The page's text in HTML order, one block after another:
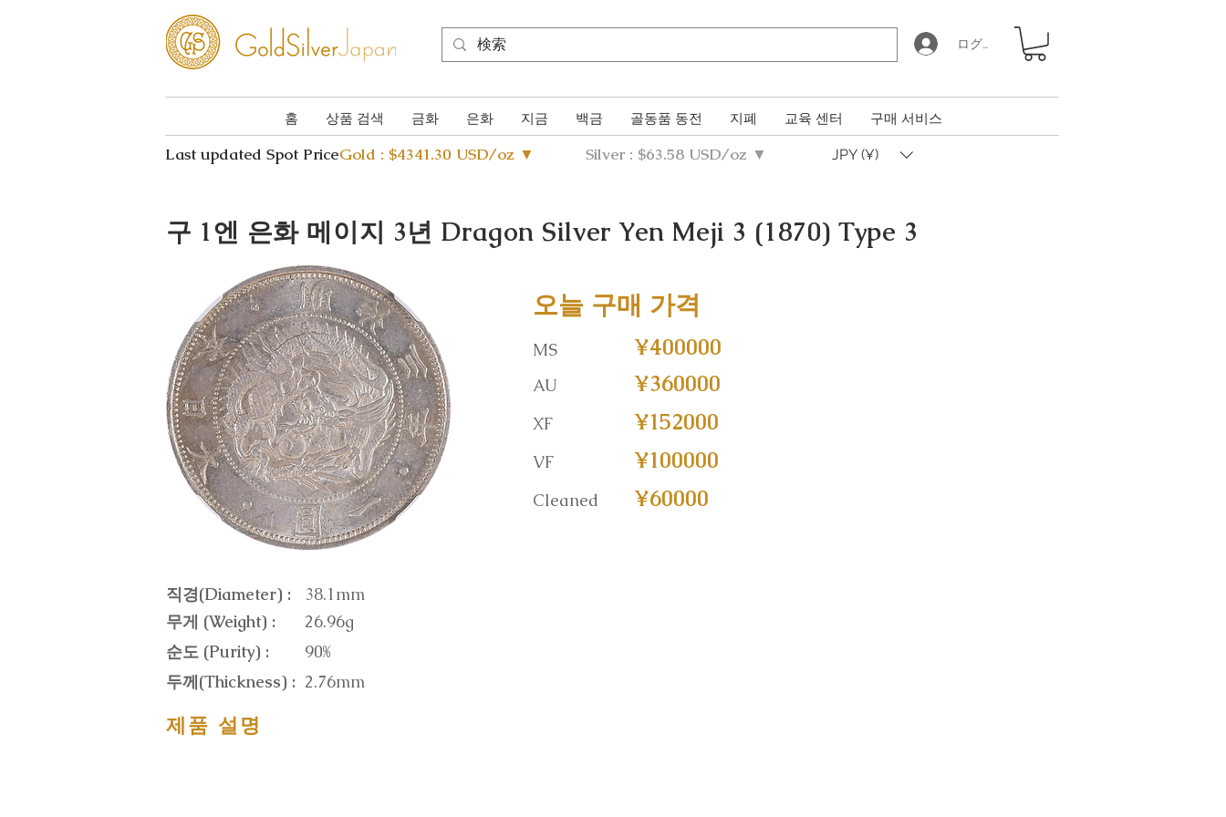
ログイン
홈 상품 검색 금화 은화 지금 백금 골동품 동전 지폐 교육 센터 구매 서비스
Last updated Spot PriceGold : $4341.30 USD/oz ▼ Silver : $63.58 USD/oz ▼ JPY (¥)
구 1엔 은화 메이지 3년 Dragon Silver Yen Meji 3 (1870) Type 3
오늘 구매 가격
MS
AU
¥400000
¥360000
XF ¥152000
VF ¥100000
Cleaned ¥60000
직경(Diameter) :
38.1mm
무게 (Weight) :
26.96g
순도 (Purity) :
90%
두께(Thickness) : 2.76mm
제품 설명